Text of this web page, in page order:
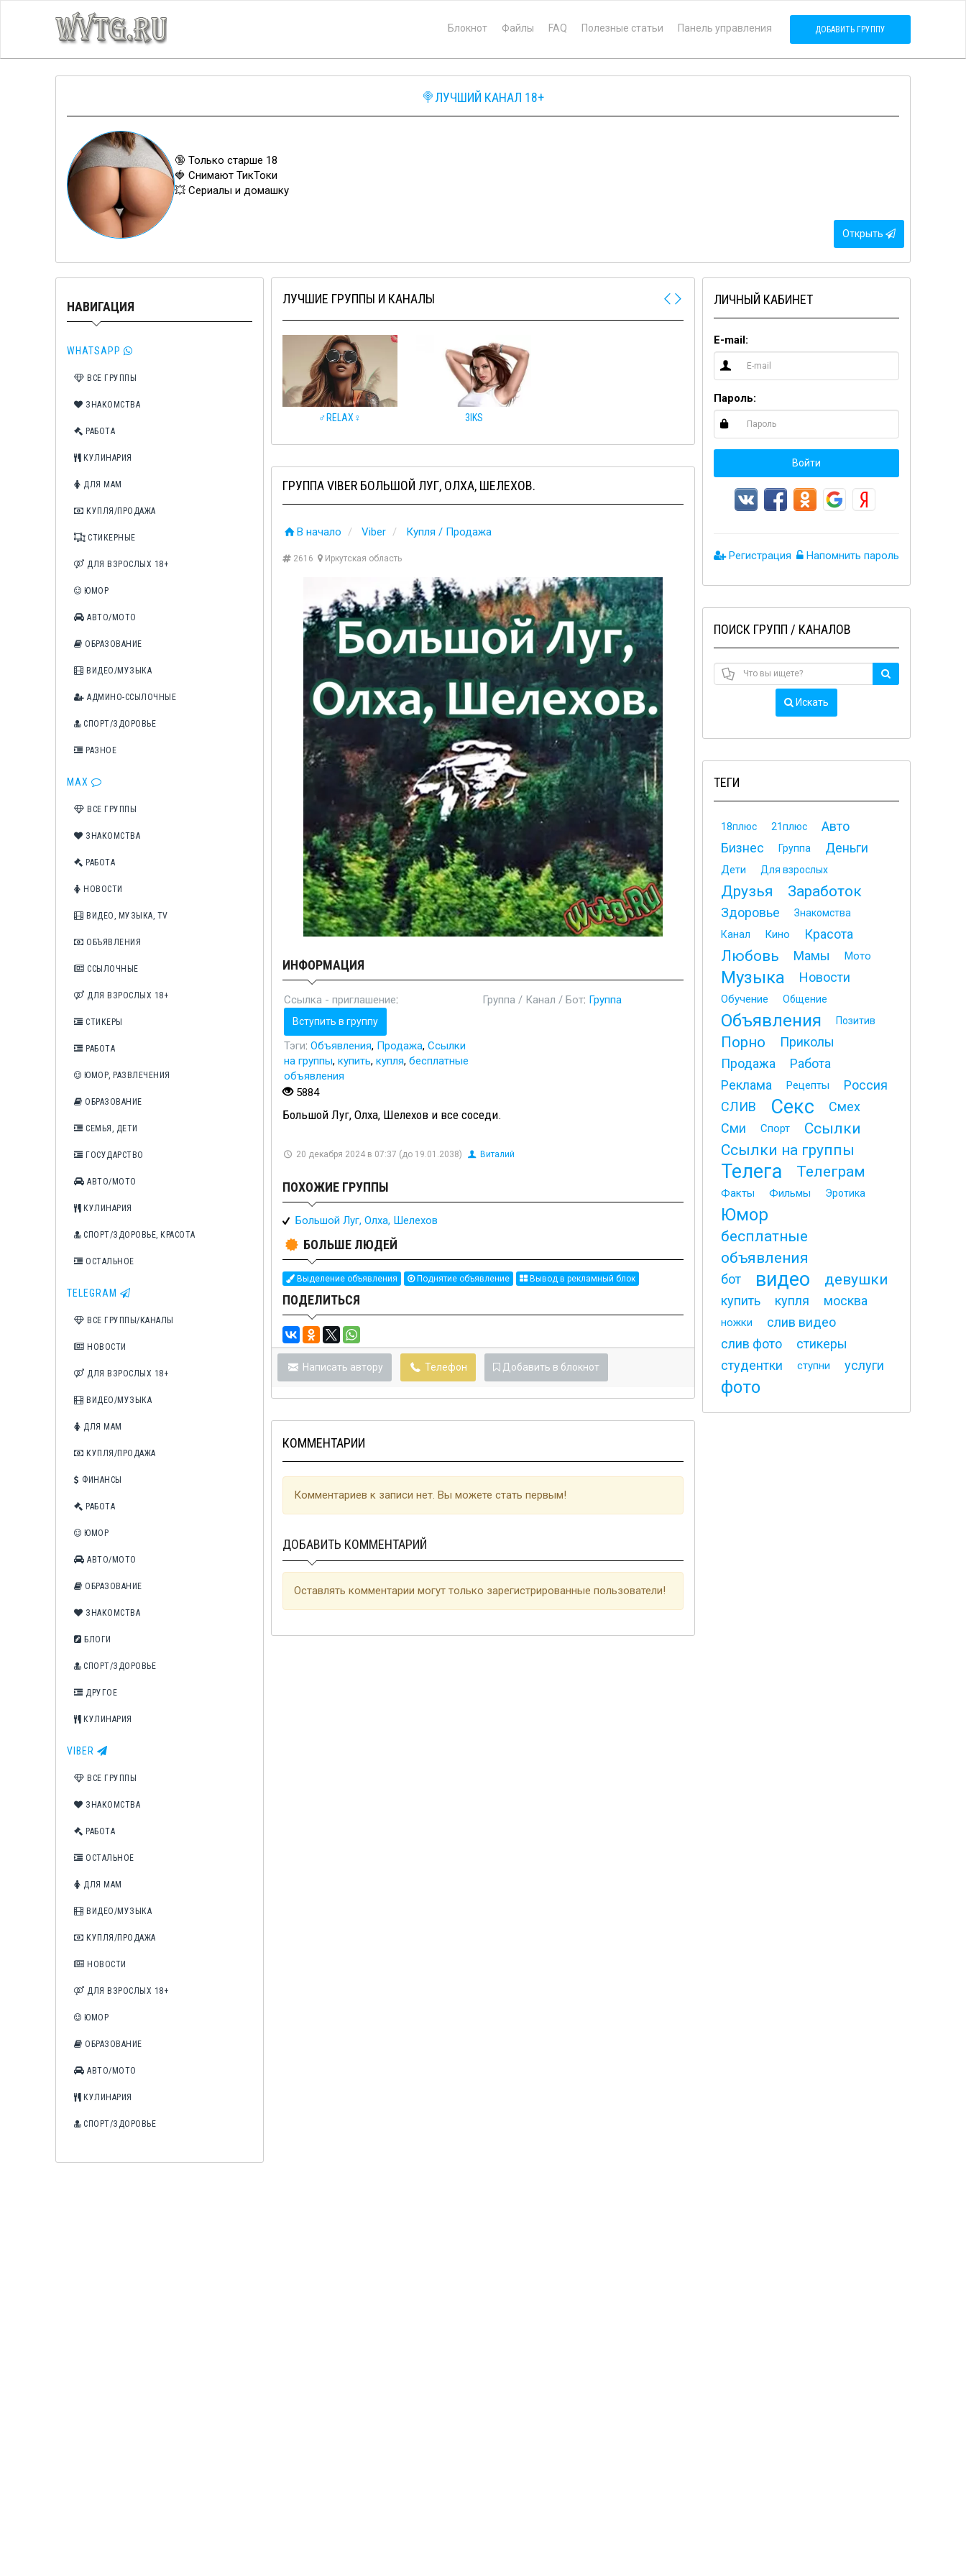
Блокнот Файлы FAQ Полезные статьи Панель управления ДОБАВИТЬ ГРУППУ
🍭ЛУЧШИЙ КАНАЛ 18+
🔞 Только старше 18
🍓 Снимают ТикТоки
💥 Сериалы и домашку
Открыть
НАВИГАЦИЯ
WHATSAPP
ВСЕ ГРУППЫ
ЗНАКОМСТВА
РАБОТА
КУЛИНАРИЯ
ДЛЯ МАМ
КУПЛЯ/ПРОДАЖА
СТИКЕРНЫЕ
ДЛЯ ВЗРОСЛЫХ 18+
ЮМОР
АВТО/МОТО
ОБРАЗОВАНИЕ
ВИДЕО/МУЗЫКА
АДМИНО-ССЫЛОЧНЫЕ
СПОРТ/ЗДОРОВЬЕ
РАЗНОЕ
MAX
ВСЕ ГРУППЫ
ЗНАКОМСТВА
РАБОТА
НОВОСТИ
ВИДЕО, МУЗЫКА, TV
ОБЪЯВЛЕНИЯ
ССЫЛОЧНЫЕ
ДЛЯ ВЗРОСЛЫХ 18+
СТИКЕРЫ
РАБОТА
ЮМОР, РАЗВЛЕЧЕНИЯ
ОБРАЗОВАНИЕ
СЕМЬЯ, ДЕТИ
ГОСУДАРСТВО
АВТО/МОТО
КУЛИНАРИЯ
СПОРТ/ЗДОРОВЬЕ, КРАСОТА
ОСТАЛЬНОЕ
TELEGRAM
ВСЕ ГРУППЫ/КАНАЛЫ
НОВОСТИ
ДЛЯ ВЗРОСЛЫХ 18+
ВИДЕО/МУЗЫКА
ДЛЯ МАМ
КУПЛЯ/ПРОДАЖА
ФИНАНСЫ
РАБОТА
ЮМОР
АВТО/МОТО
ОБРАЗОВАНИЕ
ЗНАКОМСТВА
БЛОГИ
СПОРТ/ЗДОРОВЬЕ
ДРУГОЕ
КУЛИНАРИЯ
VIBER
ВСЕ ГРУППЫ
ЗНАКОМСТВА
РАБОТА
ОСТАЛЬНОЕ
ДЛЯ МАМ
ВИДЕО/МУЗЫКА
КУПЛЯ/ПРОДАЖА
НОВОСТИ
ДЛЯ ВЗРОСЛЫХ 18+
ЮМОР
ОБРАЗОВАНИЕ
АВТО/МОТО
КУЛИНАРИЯ
СПОРТ/ЗДОРОВЬЕ
ЛУЧШИЕ ГРУППЫ И КАНАЛЫ
♂️RELAX♀️ 3IKS
ГРУППА VIBER БОЛЬШОЙ ЛУГ, ОЛХА, ШЕЛЕХОВ.
В начало Viber Купля / Продажа
2616 Иркутская область
ИНФОРМАЦИЯ
Ссылка - приглашение:
Вступить в группу
Группа / Канал / Бот: Группа
Тэги: Объявления, Продажа, Ссылки
на группы, купить, купля, бесплатные
объявления
5884
Большой Луг, Олха, Шелехов и все соседи.
20 декабря 2024 в 07:37 (до 19.01.2038) Виталий
ПОХОЖИЕ ГРУППЫ
Большой Луг, Олха, Шелехов
БОЛЬШЕ ЛЮДЕЙ
Выделение объявления Поднятие объявление Вывод в рекламный блок
ПОДЕЛИТЬСЯ
Написать автору Телефон Добавить в блокнот
КОММЕНТАРИИ
Комментариев к записи нет. Вы можете стать первым!
ДОБАВИТЬ КОММЕНТАРИЙ
Оставлять комментарии могут только зарегистрированные пользователи!
ЛИЧНЫЙ КАБИНЕТ
E-mail:
Пароль:
Войти
Регистрация Напомнить пароль
ПОИСК ГРУПП / КАНАЛОВ
Искать
ТЕГИ
18плюс 21плюс
Авто
Бизнес
Группа Деньги
Дети Для взрослых
Друзья Заработок
Здоровье
Знакомства
Канал
Кино Красота
Любовь Мамы Мото
Музыка Новости
Обучение Общение
Объявления Позитив
Порно
Приколы
Продажа
Работа
Реклама
Рецепты
Россия
СЛИВ
Секс
Смех
Сми
Спорт
Ссылки
Ссылки на группы
Телега Телеграм
Факты Фильмы Эротика
Юмор
бесплатные
объявления
бот видео девушки
купить купля москва
ножки
слив видео
слив фото
стикеры
студентки
ступни услуги
фото